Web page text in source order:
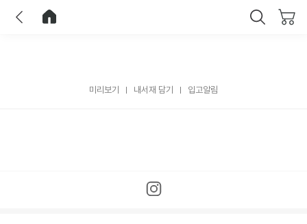
미리보기 내서재 담기 입고알림